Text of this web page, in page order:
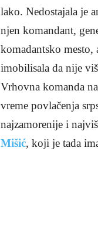
lako. Nedostajala je
njen komandant,
komadantsko mesto,
imobilisala da nije
Vrhovna komanda
vreme povlačenja
najzamorenije i
Mišić, koji je tada